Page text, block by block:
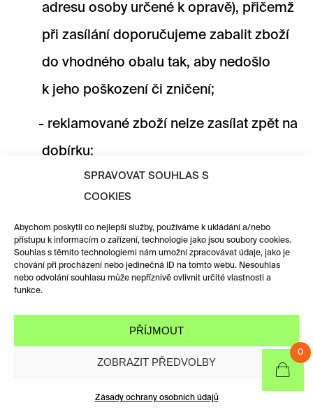
SPRAVOVAT SOUHLAS S
COOKIES
Abychom poskytli co nejlepší služby, používáme k ukládání a/nebo
přístupu k informacím o zařízení, technologie jako jsou soubory cookies.
Souhlas s těmito technologiemi nám umožní zpracovávat údaje, jako je
chování při procházení nebo jedinečná ID na tomto webu. Nesouhlas
nebo odvolání souhlasu může nepříznivě ovlivnit určité vlastnosti a
funkce.
PŘÍJMOUT
ZOBRAZIT PŘEDVOLBY
Zásady ochrany osobních údajů
adresu osoby určené k opravě), přičemž
při zasílání doporučujeme zabalit zboží
do vhodného obalu tak, aby nedošlo
k jeho poškození či zničení;
reklamované zboží nelze zasílat zpět na
dobírku;
či daňový doklad – fakturu, byla-li
vystavena, nebo jiný dokument
prokazující koupi zboží, spolu s popisem
vady a návrhem na způsob řešení
reklamace.
Nesplnění některého z výše uvedených
0